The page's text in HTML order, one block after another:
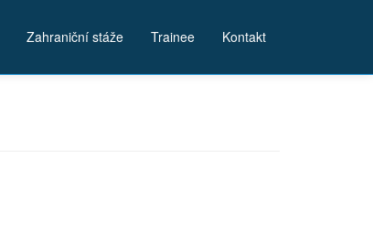
Zahraniční stáže Trainee Kontakt